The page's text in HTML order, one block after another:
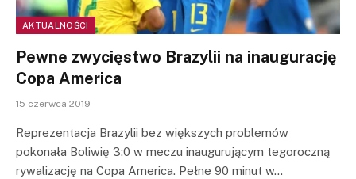
AKTUALNOŚCI
Pewne zwycięstwo Brazylii na inaugurację
Copa America
15 czerwca 2019
Reprezentacja Brazylii bez większych problemów
pokonała Boliwię 3:0 w meczu inaugurującym tegoroczną
rywalizację na Copa America. Pełne 90 minut w…